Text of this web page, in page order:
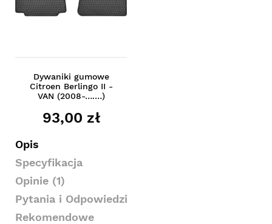
Dywaniki gumowe
Citroen Berlingo II -
VAN (2008-….…)
93,00 zł
Opis
Specyfikacja
Opinie (1)
Pytania i Odpowiedzi
Rekomendowe